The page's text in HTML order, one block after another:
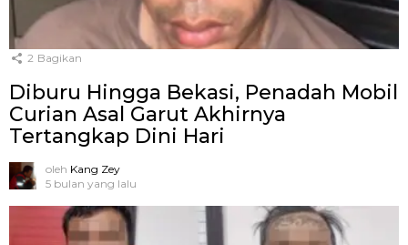
2 Bagikan
Diburu Hingga Bekasi, Penadah Mobil
Curian Asal Garut Akhirnya
Tertangkap Dini Hari
oleh Kang Zey
5 bulan yang lalu